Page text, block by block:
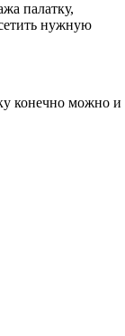
палатку,
нужную
конечно можно и